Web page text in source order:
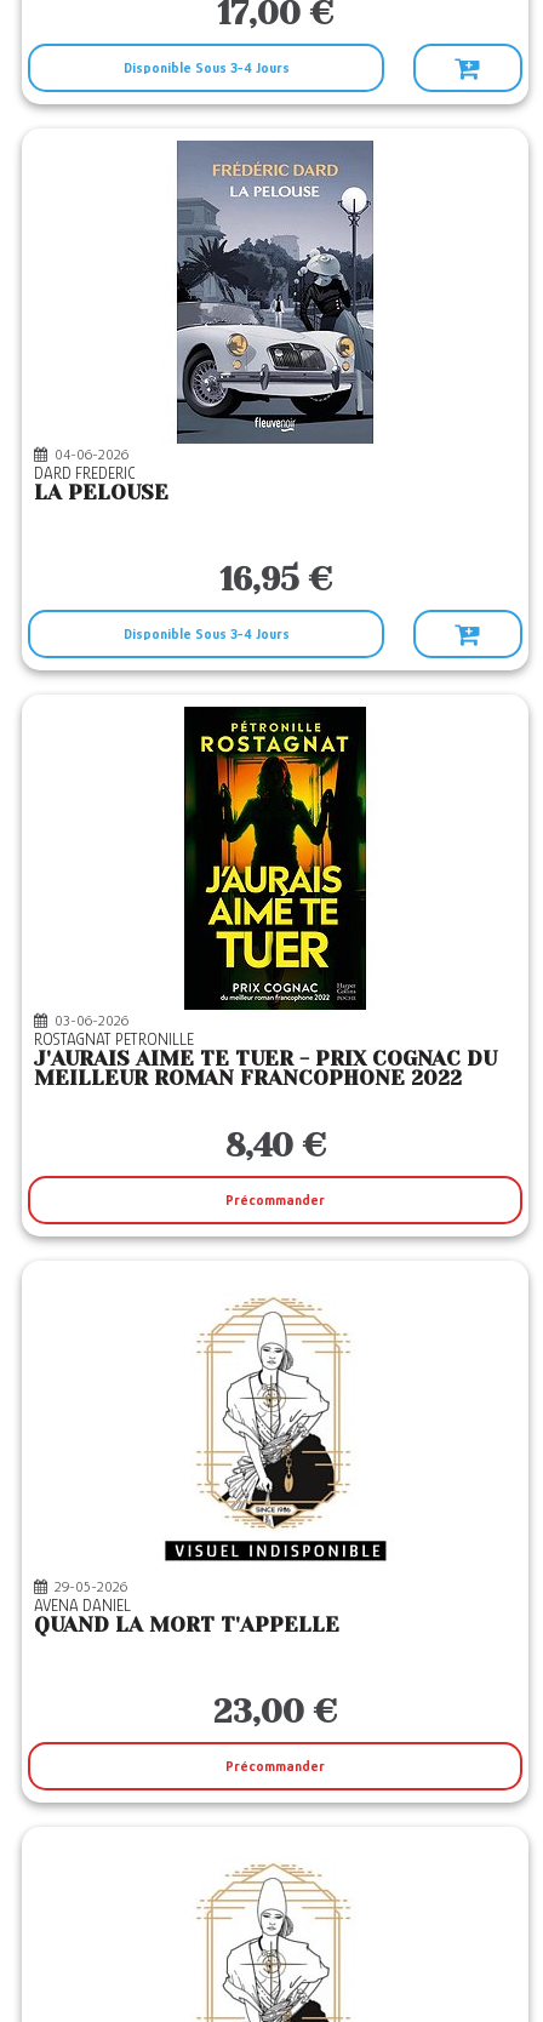
17,00 €
Disponible Sous 3-4 Jours
04-06-2026
DARD FREDERIC
LA PELOUSE
16,95 €
Disponible Sous 3-4 Jours
03-06-2026
ROSTAGNAT PETRONILLE
J'AURAIS AIME TE TUER - PRIX COGNAC DU
MEILLEUR ROMAN FRANCOPHONE 2022
8,40 €
Précommander
29-05-2026
AVENA DANIEL
QUAND LA MORT T'APPELLE
23,00 €
Précommander